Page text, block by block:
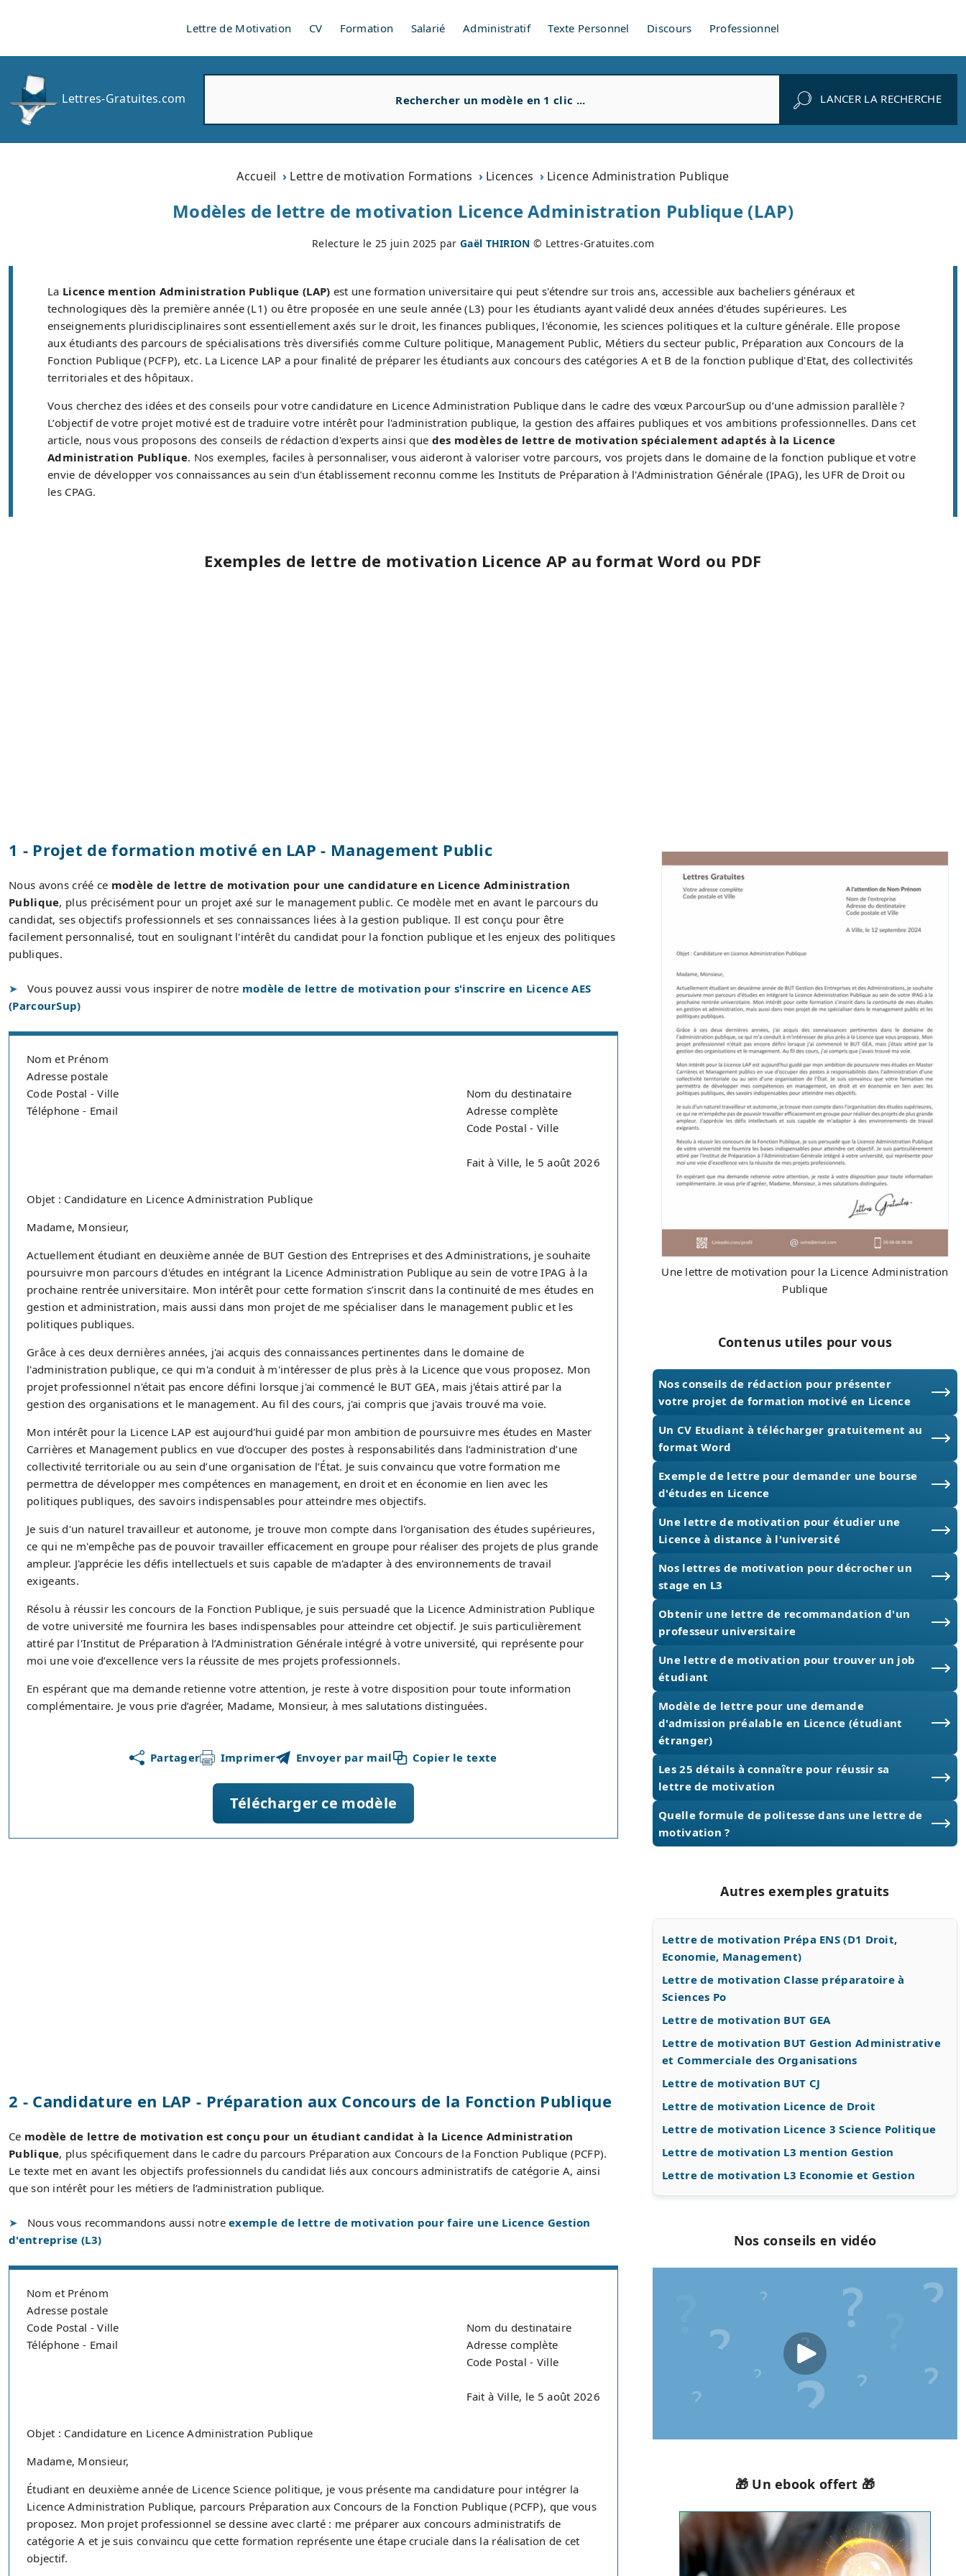
Lettre de Motivation CV Formation Salarié Administratif Texte Personnel Discours Professionnel
Lettres-Gratuites.com
h
e
LANCER LA RECHERCHE
Accueil Lettre de motivation Formations Licences Licence Administration Publique
Modèles de lettre de motivation Licence Administration Publique (LAP)
Relecture le 25 juin 2025 parGaël THIRION © Lettres-Gratuites.com
La Licence mention Administration Publique (LAP) est une formation universitaire qui peut s'étendre sur trois ans, accessible aux bacheliers généraux et
technologiques dès la première année (L1) ou être proposée en une seule année (L3) pour les étudiants ayant validé deux années d'études supérieures. Les
enseignements pluridisciplinaires sont essentiellement axés sur le droit, les finances publiques, l'économie, les sciences politiques et la culture générale. Elle propose
aux étudiants des parcours de spécialisations très diversifiés comme Culture politique, Management Public, Métiers du secteur public, Préparation aux Concours de la
Fonction Publique (PCFP), etc. La Licence LAP a pour finalité de préparer les étudiants aux concours des catégories A et B de la fonction publique d'Etat, des collectivités
territoriales et des hôpitaux.
Vous cherchez des idées et des conseils pour votre candidature en Licence Administration Publique dans le cadre des vœux ParcourSup ou d’une admission parallèle ?
L’objectif de votre projet motivé est de traduire votre intérêt pour l'administration publique, la gestion des affaires publiques et vos ambitions professionnelles. Dans cet
article, nous vous proposons des conseils de rédaction d'experts ainsi que des modèles de lettre de motivation spécialement adaptés à la Licence
Administration Publique. Nos exemples, faciles à personnaliser, vous aideront à valoriser votre parcours, vos projets dans le domaine de la fonction publique et votre
envie de développer vos connaissances au sein d'un établissement reconnu comme les Instituts de Préparation à l'Administration Générale (IPAG), les UFR de Droit ou
les CPAG.
Exemples de lettre de motivation Licence AP au format Word ou PDF
1 - Projet de formation motivé en LAP - Management Public
Nous avons créé ce modèle de lettre de motivation pour une candidature en Licence Administration
Publique, plus précisément pour un projet axé sur le management public. Ce modèle met en avant le parcours du
candidat, ses objectifs professionnels et ses connaissances liées à la gestion publique. Il est conçu pour être
facilement personnalisé, tout en soulignant l'intérêt du candidat pour la fonction publique et les enjeux des politiques
publiques.
Vous pouvez aussi vous inspirer de notre modèle de lettre de motivation pour s'inscrire en Licence AES
(ParcourSup)
Nom et Prénom
Adresse postale
Code Postal - Ville
Téléphone - Email
Nom du destinataire
Adresse complète
Code Postal - Ville
Fait à Ville, le 5 août 2026
Objet : Candidature en Licence Administration Publique
Madame, Monsieur,
Actuellement étudiant en deuxième année de BUT Gestion des Entreprises et des Administrations, je souhaite
poursuivre mon parcours d'études en intégrant la Licence Administration Publique au sein de votre IPAG à la
prochaine rentrée universitaire. Mon intérêt pour cette formation s’inscrit dans la continuité de mes études en
gestion et administration, mais aussi dans mon projet de me spécialiser dans le management public et les
politiques publiques.
Grâce à ces deux dernières années, j'ai acquis des connaissances pertinentes dans le domaine de
l'administration publique, ce qui m'a conduit à m'intéresser de plus près à la Licence que vous proposez. Mon
projet professionnel n'était pas encore défini lorsque j'ai commencé le BUT GEA, mais j'étais attiré par la
gestion des organisations et le management. Au fil des cours, j'ai compris que j'avais trouvé ma voie.
Mon intérêt pour la Licence LAP est aujourd'hui guidé par mon ambition de poursuivre mes études en Master
Carrières et Management publics en vue d'occuper des postes à responsabilités dans l’administration d’une
collectivité territoriale ou au sein d’une organisation de l’État. Je suis convaincu que votre formation me
permettra de développer mes compétences en management, en droit et en économie en lien avec les
politiques publiques, des savoirs indispensables pour atteindre mes objectifs.
Je suis d'un naturel travailleur et autonome, je trouve mon compte dans l'organisation des études supérieures,
ce qui ne m'empêche pas de pouvoir travailler efficacement en groupe pour réaliser des projets de plus grande
ampleur. J'apprécie les défis intellectuels et suis capable de m'adapter à des environnements de travail
exigeants.
Résolu à réussir les concours de la Fonction Publique, je suis persuadé que la Licence Administration Publique
de votre université me fournira les bases indispensables pour atteindre cet objectif. Je suis particulièrement
attiré par l'Institut de Préparation à l’Administration Générale intégré à votre université, qui représente pour
moi une voie d’excellence vers la réussite de mes projets professionnels.
En espérant que ma demande retienne votre attention, je reste à votre disposition pour toute information
complémentaire. Je vous prie d’agréer, Madame, Monsieur, à mes salutations distinguées.
Partager Imprimer Envoyer par mail Copier le texte
Télécharger ce modèle
2 - Candidature en LAP - Préparation aux Concours de la Fonction Publique
Ce modèle de lettre de motivation est conçu pour un étudiant candidat à la Licence Administration
Publique, plus spécifiquement dans le cadre du parcours Préparation aux Concours de la Fonction Publique (PCFP).
Le texte met en avant les objectifs professionnels du candidat liés aux concours administratifs de catégorie A, ainsi
que son intérêt pour les métiers de l’administration publique.
Nous vous recommandons aussi notreexemple de lettre de motivation pour faire une Licence Gestion
d'entreprise (L3)
Nom et Prénom
Adresse postale
Code Postal - Ville
Téléphone - Email
Nom du destinataire
Adresse complète
Code Postal - Ville
Fait à Ville, le 5 août 2026
Objet : Candidature en Licence Administration Publique
Madame, Monsieur,
Étudiant en deuxième année de Licence Science politique, je vous présente ma candidature pour intégrer la
Licence Administration Publique, parcours Préparation aux Concours de la Fonction Publique (PCFP), que vous
proposez. Mon projet professionnel se dessine avec clarté : me préparer aux concours administratifs de
catégorie A et je suis convaincu que cette formation représente une étape cruciale dans la réalisation de cet
objectif.
Une lettre de motivation pour la Licence Administration
Publique
Contenus utiles pour vous
Nos conseils de rédaction pour présenter
votre projet de formation motivé en Licence
Un CV Etudiant à télécharger gratuitement au
format Word
Exemple de lettre pour demander une bourse
d'études en Licence
Une lettre de motivation pour étudier une
Licence à distance à l'université
Nos lettres de motivation pour décrocher un
stage en L3
Obtenir une lettre de recommandation d'un
professeur universitaire
Une lettre de motivation pour trouver un job
étudiant
Modèle de lettre pour une demande
d'admission préalable en Licence (étudiant
étranger)
Les 25 détails à connaître pour réussir sa
lettre de motivation
Quelle formule de politesse dans une lettre de
motivation ?
Autres exemples gratuits
Lettre de motivation Prépa ENS (D1 Droit,
Economie, Management)
Lettre de motivation Classe préparatoire à
Sciences Po
Lettre de motivation BUT GEA
Lettre de motivation BUT Gestion Administrative
et Commerciale des Organisations
Lettre de motivation BUT CJ
Lettre de motivation Licence de Droit
Lettre de motivation Licence 3 Science Politique
Lettre de motivation L3 mention Gestion
Lettre de motivation L3 Economie et Gestion
Nos conseils en vidéo
🎁 Un ebook offert 🎁